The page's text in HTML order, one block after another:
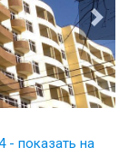
- показать на